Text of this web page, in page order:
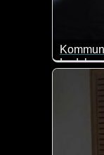
Da